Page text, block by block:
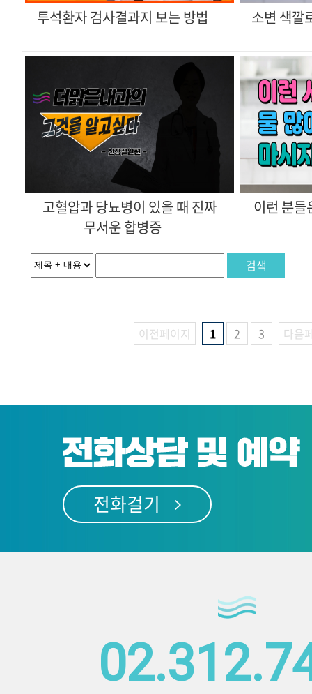
투석환자 검사결과지 보는 방법
무서운 합병증
이런 분들
검색
이전페이지 1 2 3 다음
전화걸기